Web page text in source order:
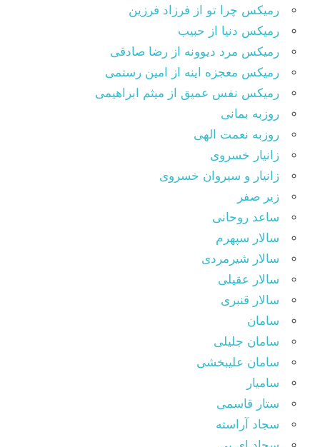
رمیکس چرا تو از فرزاد فرزین
رمیکس دنیا از حبیب
رمیکس مرد دیوونه از رضا صادقی
رمیکس معجزه اینه از امین رستمی
رمیکس نفس عمیق از میثم ابراهیمی
روزبه بمانی
روزبه نعمت الهی
زانیار خسروی
زانیار و سیروان خسروی
زیر صفر
ساعد روحانی
سالار سپهرم
سالار شیرمردی
سالار عقیلی
سالار قنبری
سامان
سامان جلیلی
سامان علیبخشی
سامیار
ستار قاسمی
سجاد آراسته